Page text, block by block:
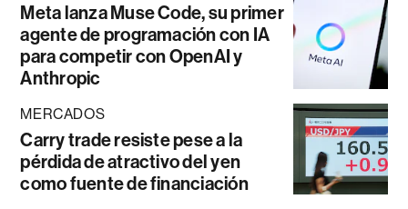
Meta lanza Muse Code, su primer
agente de programación con IA
para competir con OpenAI y
Anthropic
MERCADOS
Carry trade resiste pese a la
pérdida de atractivo del yen
como fuente de financiación